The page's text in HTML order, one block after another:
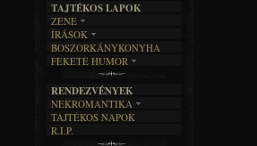
TAJTÉKOS LAPOK
ZENE
EGYÜTTESEK
INTERJÚK
FORDÍTÁSOK
DALSZÖVEGEK
ÍRÁSOK
IRODALOM
FILM
MŰVÉSZET
ÍRÁSTÖRTÉNET
BOSZORKÁNYKONYHA
FEKETE HUMOR
SZÖVEGES
RENDEZVÉNYEK
NEKROMANTIKA
AKTUÁLIS
A MÚLT
TAJTÉKOS NAPOK
R.I.P.